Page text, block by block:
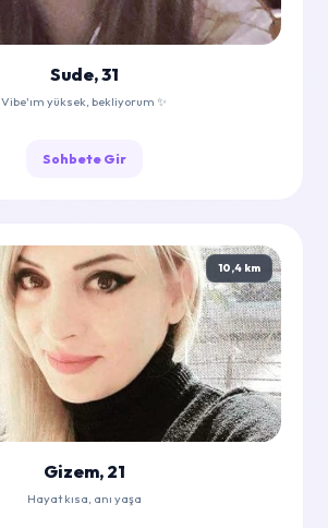
Sude, 31
Vibe'ım yüksek, bekliyorum ✨
Sohbete Gir
10,4 km
Gizem, 21
Hayat kısa, anı yaşa